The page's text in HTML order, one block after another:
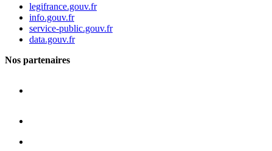
legifrance.gouv.fr
info.gouv.fr
service-public.gouv.fr
data.gouv.fr
Nos partenaires